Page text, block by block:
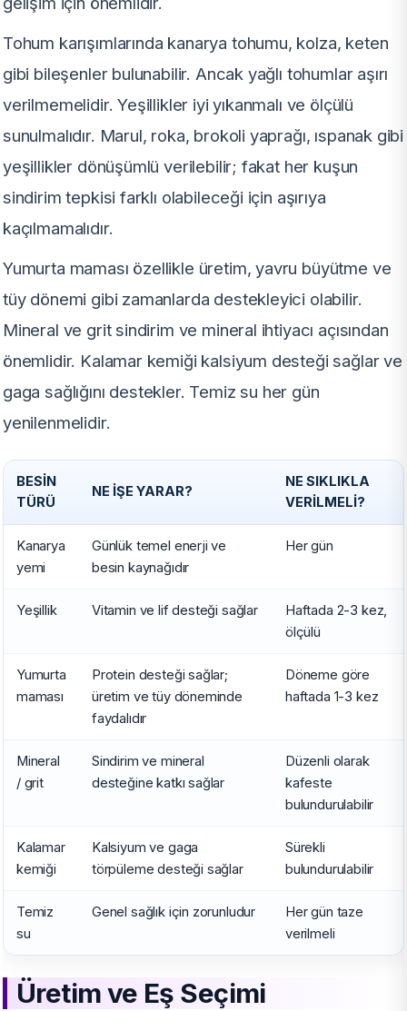
Tohum karışımlarında kanarya tohumu, kolza, keten
gibi bileşenler bulunabilir. Ancak yağlı tohumlar aşırı
verilmemelidir. Yeşillikler iyi yıkanmalı ve ölçülü
sunulmalıdır. Marul, roka, brokoli yaprağı, ıspanak gibi
yeşillikler dönüşümlü verilebilir; fakat her kuşun
sindirim tepkisi farklı olabileceği için aşırıya
kaçılmamalıdır.
Yumurta maması özellikle üretim, yavru büyütme ve
tüy dönemi gibi zamanlarda destekleyici olabilir.
Mineral ve grit sindirim ve mineral ihtiyacı açısından
önemlidir. Kalamar kemiği kalsiyum desteği sağlar ve
gaga sağlığını destekler. Temiz su her gün
yenilenmelidir.
BESIN
TÜRÜ
NE İŞE YARAR?
NE SIKLIKLA
VERILMELI?
Kanarya
yemi
Günlük temel enerji ve
besin kaynağıdır
Her gün
Yeşillik Vitamin ve lif desteği sağlar
Haftada 2-3 kez,
ölçülü
Yumurta
maması
Protein desteği sağlar;
üretim ve tüy döneminde
faydalıdır
Döneme göre
haftada 1-3 kez
Mineral
/ grit
Sindirim ve mineral
desteğine katkı sağlar
Düzenli olarak
kafeste
bulundurulabilir
Kalamar
kemiği
Kalsiyum ve gaga
törpüleme desteği sağlar
Sürekli
bulundurulabilir
Temiz
su
Genel sağlık için zorunludur
Her gün taze
verilmeli
Üretim ve Eş Seçimi